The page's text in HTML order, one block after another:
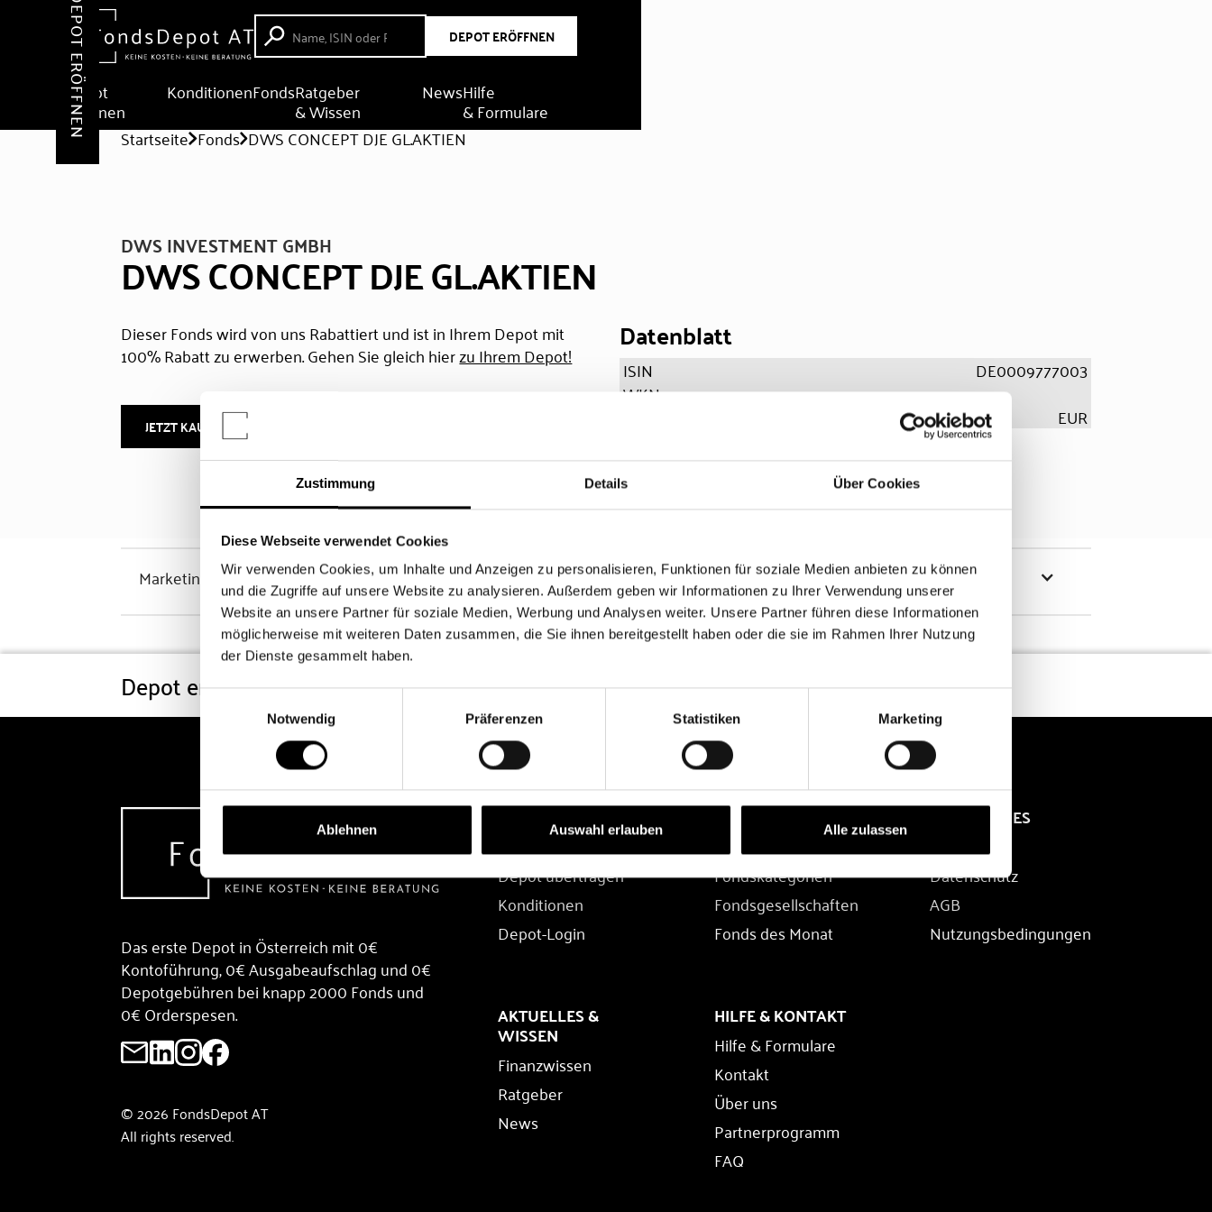
Zustimmung Details Über Cookies
Diese Webseite verwendet Cookies
Wir verwenden Cookies, um Inhalte und Anzeigen zu personalisieren, Funktionen für soziale Medien anbieten zu können
und die Zugriffe auf unsere Website zu analysieren. Außerdem geben wir Informationen zu Ihrer Verwendung unserer
Website an unsere Partner für soziale Medien, Werbung und Analysen weiter. Unsere Partner führen diese Informationen
möglicherweise mit weiteren Daten zusammen, die Sie ihnen bereitgestellt haben oder die sie im Rahmen Ihrer Nutzung
der Dienste gesammelt haben.
Einwilligungsauswahl
Notwendig
Präferenzen Statistiken Marketing
Ablehnen Auswahl erlauben Alle zulassen
DEPOT ERÖFFNEN
Depot
eröffnen
KonditionenFondsRatgeber
& Wissen
NewsHilfe
& Formulare
DEPOT ERÖFFNEN Startseite Fonds DWS CONCEPT DJE GL.AKTIEN
DWS INVESTMENT GMBH
DWS CONCEPT DJE GL.AKTIEN
Dieser Fonds wird von uns Rabattiert und ist in Ihrem Depot mit
100% Rabatt zu erwerben. Gehen Sie gleich hierzu Ihrem Depot!
JETZT KAUFEN
Datenblatt
ISIN
DE0009777003
WKN
EUR
Marketinghinweis Chancen & Risiken
Depot eröffnen Konditionen Fonds FAQ
Das erste Depot in Österreich mit 0€
Kontoführung, 0€ Ausgabeaufschlag und 0€
Depotgebühren bei knapp 2000 Fonds und
0€ Orderspesen.
© 2026 FondsDepot AT
All rights reserved.
DEPOT
Depot übertragen
Konditionen
Depot-Login
FONDS
Fondssuche
Fondskategorien
Fondsgesellschaften
Fonds des Monat
RECHTLICHES
Impressum
Datenschutz
AGB
Nutzungsbedingungen
AKTUELLES &
WISSEN
Finanzwissen
Ratgeber
News
HILFE & KONTAKT
Hilfe & Formulare
Kontakt
Über uns
Partnerprogramm
FAQ